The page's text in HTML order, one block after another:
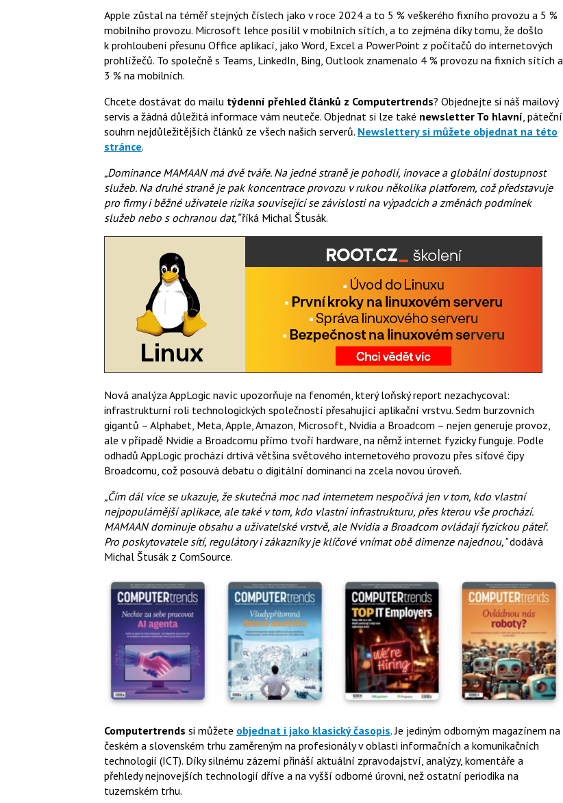
Apple zůstal na téměř stejných číslech jako v roce 2024 a to 5 % veškerého fixního provozu a 5 %
mobilního provozu. Microsoft lehce posílil v mobilních sítích, a to zejména díky tomu, že došlo
k prohloubení přesunu Office aplikací, jako Word, Excel a PowerPoint z počítačů do internetových
prohlížečů. To společně s Teams, LinkedIn, Bing, Outlook znamenalo 4 % provozu na fixních sítích a
3 % na mobilních.
Chcete dostávat do mailu týdenní přehled článků z Computertrends? Objednejte si náš mailový
servis a žádná důležitá informace vám neuteče. Objednat si lze také newsletter To hlavní , páteční
souhrn nejdůležitějších článků ze všech našich serverů. Newslettery si můžete objednat na této
stránce.
„Dominance MAMAAN má dvě tváře. Na jedné straně je pohodlí, inovace a globální dostupnost
služeb. Na druhé straně je pak koncentrace provozu v rukou několika platforem, což představuje
pro firmy i běžné uživatele rizika související se závislosti na výpadcích a změnách podmínek
služeb nebo s ochranou dat,“říká Michal Štusák.
Nová analýza AppLogic navíc upozorňuje na fenomén, který loňský report nezachycoval:
infrastrukturní roli technologických společností přesahující aplikační vrstvu. Sedm burzovních
gigantů – Alphabet, Meta, Apple, Amazon, Microsoft, Nvidia a Broadcom – nejen generuje provoz,
ale v případě Nvidie a Broadcomu přímo tvoří hardware, na němž internet fyzicky funguje. Podle
odhadů AppLogic prochází drtivá většina světového internetového provozu přes síťové čipy
Broadcomu, což posouvá debatu o digitální dominanci na zcela novou úroveň.
„Čím dál více se ukazuje, že skutečná moc nad internetem nespočívá jen v tom, kdo vlastní
nejpopulárnější aplikace, ale také v tom, kdo vlastní infrastrukturu, přes kterou vše prochází.
MAMAAN dominuje obsahu a uživatelské vrstvě, ale Nvidia a Broadcom ovládají fyzickou páteř.
Pro poskytovatele sítí, regulátory i zákazníky je klíčové vnímat obě dimenze najednou,"dodává
Michal Štusák z ComSource.
Computertrends si můžete objednat i jako klasický časopis. Je jediným odborným magazínem na
českém a slovenském trhu zaměreným na profesionály v oblasti informačních a komunikačních
technologií (ICT). Díky silnému zázemí přináší aktuální zpravodajství, analýzy, komentáře a
přehledy nejnovejších technologií dříve a na vyšší odborné úrovni, než ostatní periodika na
tuzemském trhu.